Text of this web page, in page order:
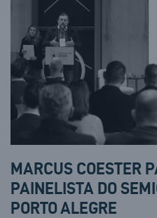
MARCUS COESTER
PAINELISTA DO
PORTO ALEGRE